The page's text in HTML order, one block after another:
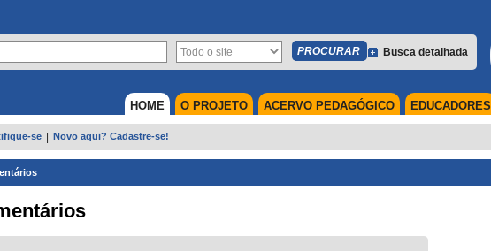
Busca detalhada
EDUCADORES
ACERVO PEDAGÓGICO
O PROJETO
HOME
se Novo aqui? Cadastre-se!